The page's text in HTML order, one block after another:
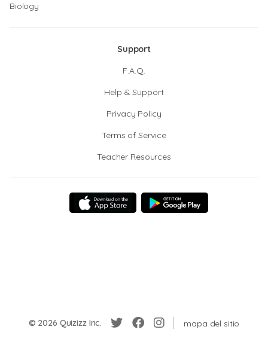
Biology
Support
F.A.Q.
Help & Support
Privacy Policy
Terms of Service
Teacher Resources
© 2026 Quizizz Inc. mapa del sitio